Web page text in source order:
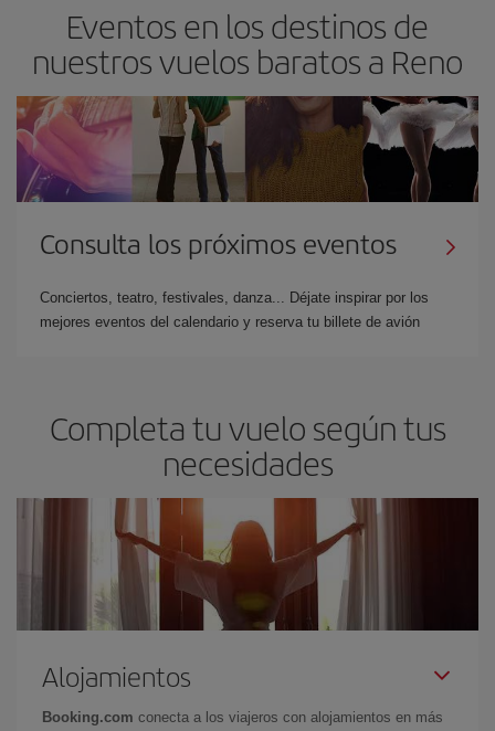
Eventos en los destinos de
nuestros vuelos baratos a Reno
Consulta los próximos eventos
Conciertos, teatro, festivales, danza... Déjate inspirar por los
mejores eventos del calendario y reserva tu billete de avión
Completa tu vuelo según tus
necesidades
Alojamientos
Booking.com conecta a los viajeros con alojamientos en más